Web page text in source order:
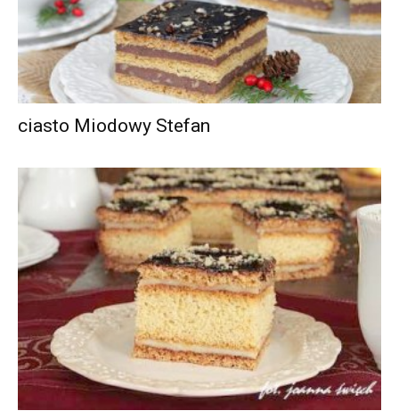
ciasto Miodowy Stefan